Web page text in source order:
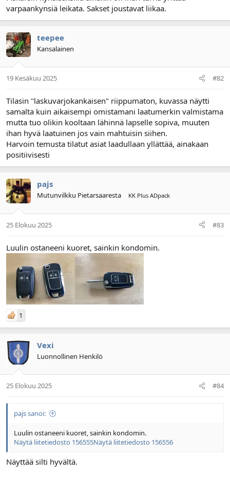
l
t
t
a
ä
ä
varpaankynsiä leikata. Sakset joustavat liikaa.
teepee
Kansalainen
19 Kesäkuu 2025 #82
Tilasin "laskuvarjokankaisen" riippumaton, kuvassa näytti
samalta kuin aikaisempi omistamani laatumerkin valmistama
mutta tuo olikin kooltaan lähinnä lapselle sopiva, muuten
ihan hyvä laatuinen jos vain mahtuisin siihen.
Harvoin temusta tilatut asiat laadullaan yllättää, ainakaan
positiivisesti
pajs
Mutunvilkku Pietarsaaresta KK Plus ADpack
25 Elokuu 2025 #83
Luulin ostaneeni kuoret, sainkin kondomin.
1
Vexi
Luonnollinen Henkilö
25 Elokuu 2025 #84
pajs sanoi:
Luulin ostaneeni kuoret, sainkin kondomin.
Näytä liitetiedosto 156555Näytä liitetiedosto 156556
Näyttää silti hyvältä.